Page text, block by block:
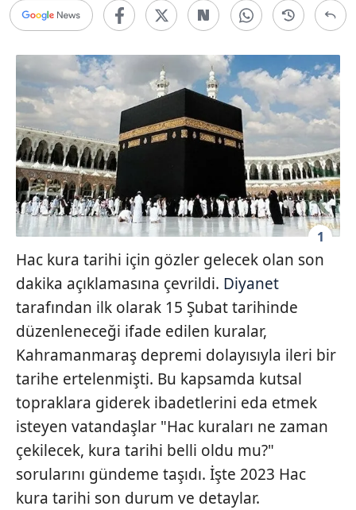
1
Hac kura tarihi için gözler gelecek olan son
dakika açıklamasına çevrildi. Diyanet
tarafından ilk olarak 15 Şubat tarihinde
düzenleneceği ifade edilen kuralar,
Kahramanmaraş depremi dolayısıyla ileri bir
tarihe ertelenmişti. Bu kapsamda kutsal
topraklara giderek ibadetlerini eda etmek
isteyen vatandaşlar "Hac kuraları ne zaman
çekilecek, kura tarihi belli oldu mu?"
sorularını gündeme taşıdı. İşte 2023 Hac
kura tarihi son durum ve detaylar.